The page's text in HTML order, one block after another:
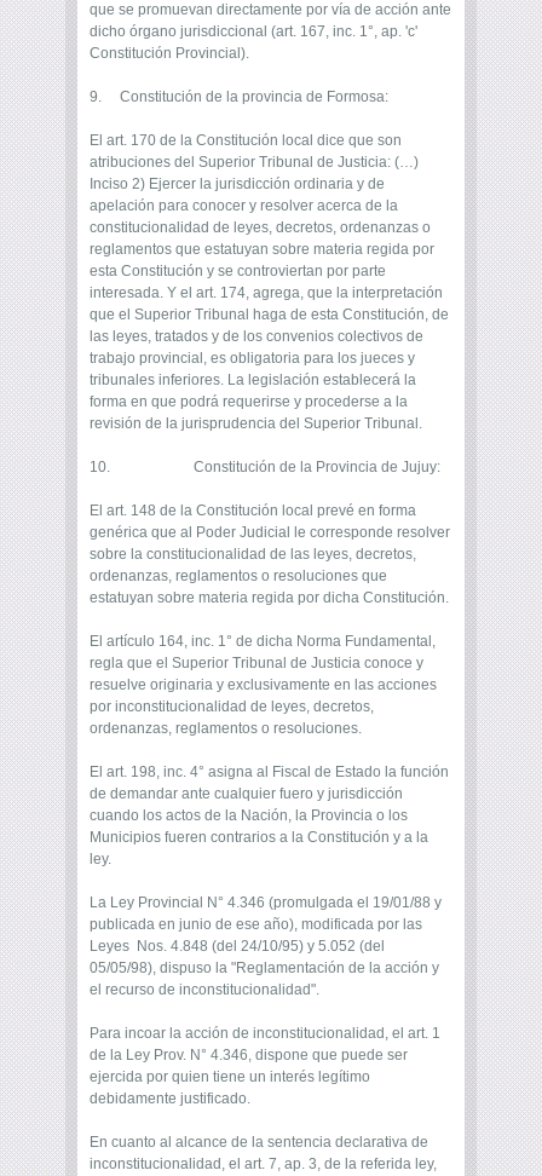
que se promuevan directamente por vía de acción ante
dicho órgano jurisdiccional (art. 167, inc. 1°, ap. 'c'
Constitución Provincial).
9. Constitución de la provincia de Formosa:
El art. 170 de la Constitución local dice que son
atribuciones del Superior Tribunal de Justicia: (…)
Inciso 2) Ejercer la jurisdicción ordinaria y de
apelación para conocer y resolver acerca de la
constitucionalidad de leyes, decretos, ordenanzas o
reglamentos que estatuyan sobre materia regida por
esta Constitución y se controviertan por parte
interesada. Y el art. 174, agrega, que la interpretación
que el Superior Tribunal haga de esta Constitución, de
las leyes, tratados y de los convenios colectivos de
trabajo provincial, es obligatoria para los jueces y
tribunales inferiores. La legislación establecerá la
forma en que podrá requerirse y procederse a la
revisión de la jurisprudencia del Superior Tribunal.
10. Constitución de la Provincia de Jujuy:
El art. 148 de la Constitución local prevé en forma
genérica que al Poder Judicial le corresponde resolver
sobre la constitucionalidad de las leyes, decretos,
ordenanzas, reglamentos o resoluciones que
estatuyan sobre materia regida por dicha Constitución.
El artículo 164, inc. 1° de dicha Norma Fundamental,
regla que el Superior Tribunal de Justicia conoce y
resuelve originaria y exclusivamente en las acciones
por inconstitucionalidad de leyes, decretos,
ordenanzas, reglamentos o resoluciones.
El art. 198, inc. 4° asigna al Fiscal de Estado la función
de demandar ante cualquier fuero y jurisdicción
cuando los actos de la Nación, la Provincia o los
Municipios fueren contrarios a la Constitución y a la
ley.
La Ley Provincial N° 4.346 (promulgada el 19/01/88 y
publicada en junio de ese año), modificada por las
Leyes Nos. 4.848 (del 24/10/95) y 5.052 (del
05/05/98), dispuso la "Reglamentación de la acción y
el recurso de inconstitucionalidad".
Para incoar la acción de inconstitucionalidad, el art. 1
de la Ley Prov. N° 4.346, dispone que puede ser
ejercida por quien tiene un interés legítimo
debidamente justificado.
En cuanto al alcance de la sentencia declarativa de
inconstitucionalidad, el art. 7, ap. 3, de la referida ley,